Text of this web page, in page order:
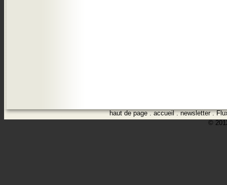
haut de page.accueil.newsletter.
©